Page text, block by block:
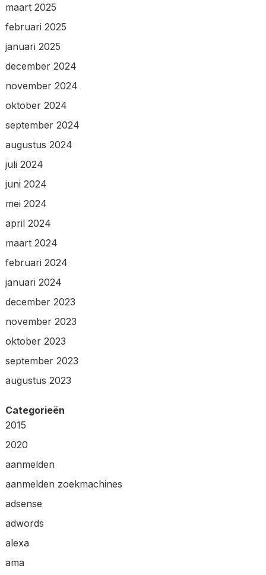
maart 2025
februari 2025
januari 2025
december 2024
november 2024
oktober 2024
september 2024
augustus 2024
juli 2024
juni 2024
mei 2024
april 2024
maart 2024
februari 2024
januari 2024
december 2023
november 2023
oktober 2023
september 2023
augustus 2023
Categorieën
2015
2020
aanmelden
aanmelden zoekmachines
adsense
adwords
alexa
ama